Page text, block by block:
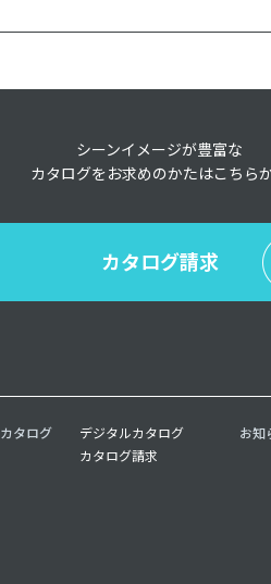
シーンイメージが豊富な
カタログをお求めのかたはこちら
カタログ請求
カタログ
デジタルカタログ
カタログ請求
お知